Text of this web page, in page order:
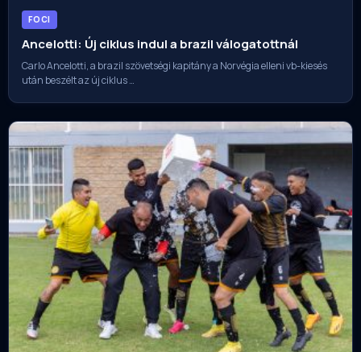
FOCI
Ancelotti: Új ciklus indul a brazil válogatottnál
Carlo Ancelotti, a brazil szövetségi kapitány a Norvégia elleni vb-kiesés
után beszélt az új ciklus …